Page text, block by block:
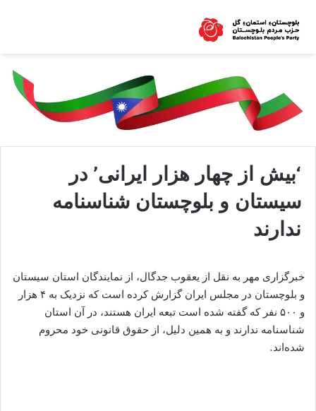
‘بیش از چهار هزار ایرانی’ در
سیستان و بلوچستان شناسنامه
ندارند
خبرگزاری مهر به نقل از یعقوب جدگال، از نمایندگان استان سیستان
و بلوچستان در مجلس ایران گزارش کرده است که نزدیک به ۴ هزار
و ۵۰۰ نفر که گفته شده است تبعه ایران هستند، در آن استان
شناسنامه ندارند و به همین دلیل، از حقوق قانونی خود محروم
شده‌اند.